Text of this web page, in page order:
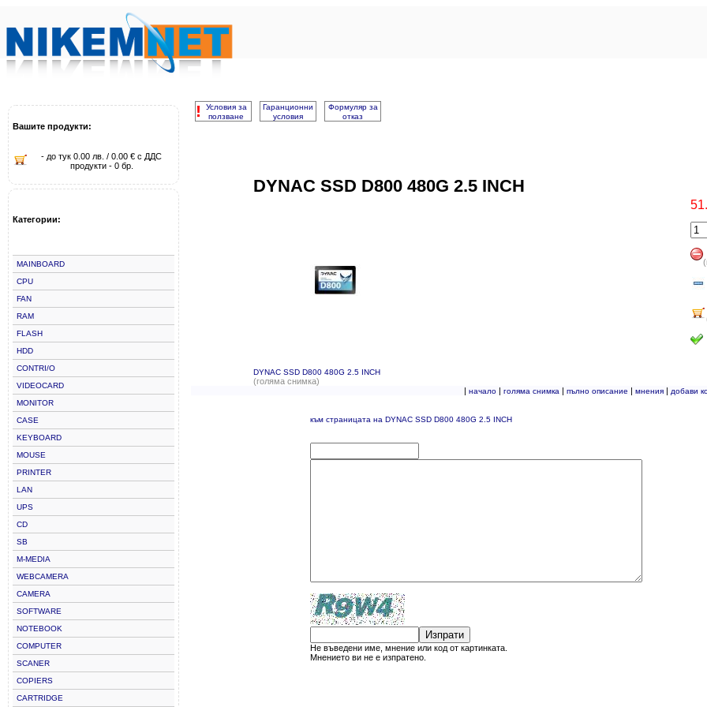
Вашите продукти:
- до тук 0.00 лв. / 0.00 € с ДДС
продукти - 0 бр.
Категории:
MAINBOARD
CPU
FAN
RAM
FLASH
HDD
CONTRI/O
VIDEOCARD
MONITOR
CASE
KEYBOARD
MOUSE
PRINTER
LAN
UPS
CD
SB
M-MEDIA
WEBCAMERA
CAMERA
SOFTWARE
NOTEBOOK
COMPUTER
SCANER
COPIERS
CARTRIDGE
!
Условия за
ползване
Гаранционни
условия
Формуляр за
отказ
DYNAC SSD D800 480G 2.5 INCH
DYNAC SSD D800 480G 2.5 INCH
(голяма снимка)
| начало| голяма снимка | пълно описание | мнения| добави
към страницата на DYNAC SSD D800 480G 2.5 INCH
Изпрати
Не въведени име, мнение или код от картинката.
Мнението ви не е изпратено.